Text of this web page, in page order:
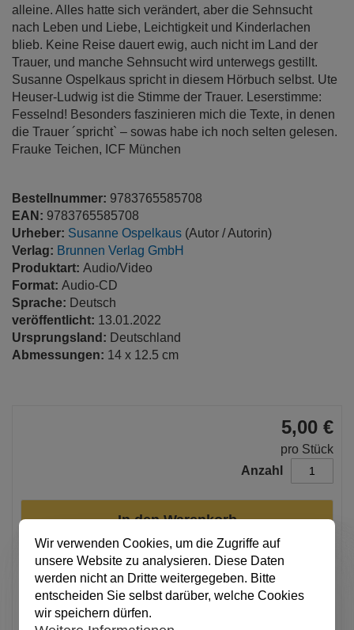
alleine. Alles hatte sich verändert, aber die Sehnsucht
nach Leben und Liebe, Leichtigkeit und Kinderlachen
blieb. Keine Reise dauert ewig, auch nicht im Land der
Trauer, und manche Sehnsucht wird unterwegs gestillt.
Susanne Ospelkaus spricht in diesem Hörbuch selbst. Ute
Heuser-Ludwig ist die Stimme der Trauer. Leserstimme:
Fesselnd! Besonders faszinieren mich die Texte, in denen
die Trauer ´spricht` – sowas habe ich noch selten gelesen.
Frauke Teichen, ICF München
Bestellnummer: 9783765585708
EAN: 9783765585708
Urheber: Susanne Ospelkaus (Autor / Autorin)
Verlag: Brunnen Verlag GmbH
Produktart: Audio/Video
Format: Audio-CD
Sprache: Deutsch
veröffentlicht: 13.01.2022
Ursprungsland: Deutschland
Abmessungen: 14 x 12.5 cm
5,00 €
pro Stück
Anzahl
In den Warenkorb
Alle Preise inkl. MwSt.
Wir verwenden Cookies, um die Zugriffe auf
unsere Website zu analysieren. Diese Daten
werden nicht an Dritte weitergegeben. Bitte
entscheiden Sie selbst darüber, welche Cookies
wir speichern dürfen.